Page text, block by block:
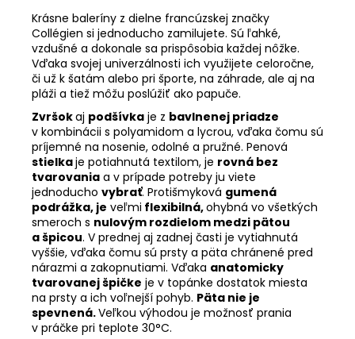
Krásne baleríny z dielne francúzskej značky
Collégien si jednoducho zamilujete. Sú ľahké,
vzdušné a dokonale sa prispôsobia každej nôžke.
Vďaka svojej univerzálnosti ich využijete celoročne,
či už k šatám alebo pri športe, na záhrade, ale aj na
pláži a tiež môžu poslúžiť ako papuče.
Zvršokaj podšívka je z bavlnenej priadze
v kombinácii s polyamidom a lycrou, vďaka čomu sú
príjemné na nosenie, odolné a pružné. Penová
stielkaje potiahnutá textilom, je rovná bez
tvarovania a v prípade potreby ju viete
jednoducho vybrať. Protišmyková gumená
podrážka, je veľmi flexibilná,ohybná vo všetkých
smeroch s nulovým rozdielom medzi pätou
a špicou. V prednej aj zadnej časti je vytiahnutá
vyššie, vďaka čomu sú prsty a päta chránené pred
nárazmi a zakopnutiami. Vďaka anatomicky
tvarovanej špičke je v topánke dostatok miesta
na prsty a ich voľnejší pohyb. Päta nie je
spevnená.Veľkou výhodou je možnosť prania
v práčke pri teplote 30°C.